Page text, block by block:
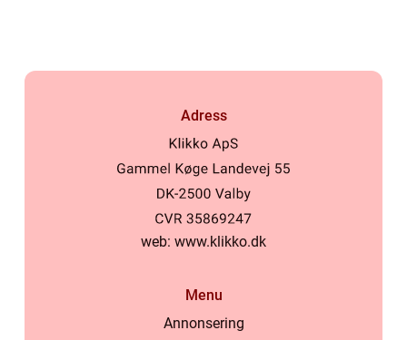
Adress
web: www.klikko.dk
Menu
Annonsering